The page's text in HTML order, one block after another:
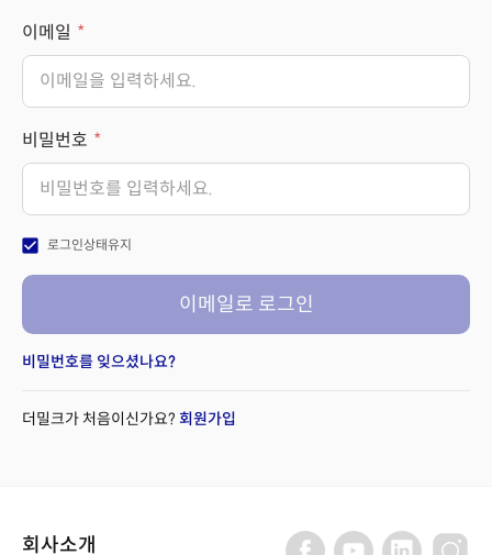
이메일
비밀번호
check_box 로그인상태유지
이메일로 로그인
비밀번호를 잊으셨나요?
더밀크가 처음이신가요? 회원가입
회사소개